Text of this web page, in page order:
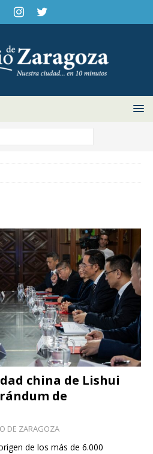
china de Lishui
de
DE ZARAGOZA
de los más de 6.000